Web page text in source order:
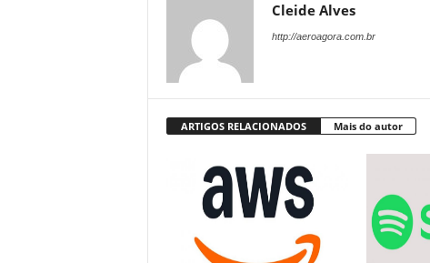
Cleide Alves
http://aeroagora.com.br
ARTIGOS RELACIONADOS Mais do autor